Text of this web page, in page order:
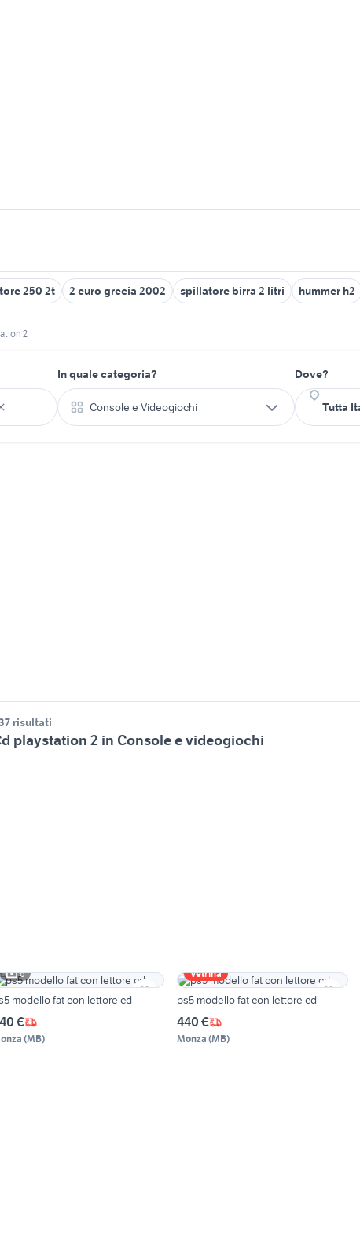
250 2t 2 euro grecia 2002 spillatore birra 2 litri hummer h2
2
In quale categoria?
Console e Videogiochi
Dove?
risultati
playstation 2 in Console e videogiochi
6
modello fat con lettore cd
€
(MB)
Vetrina
ps5 modello fat con lettore cd
440 €
Monza (MB)